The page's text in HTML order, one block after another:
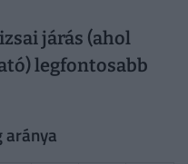
járás (ahol
legfontosabb
aránya